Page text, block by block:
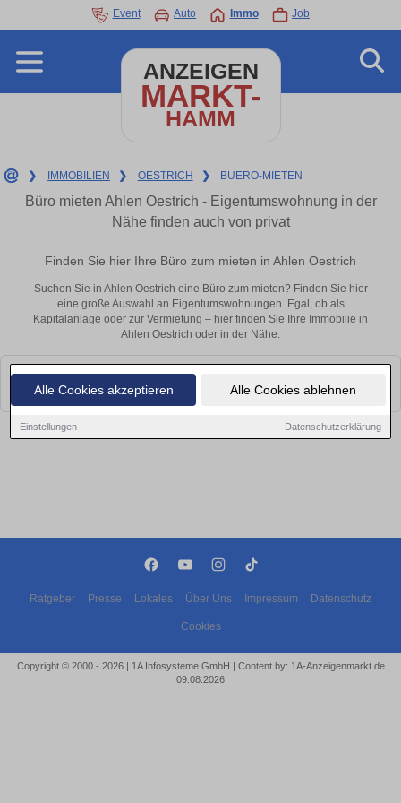
Alle Cookies akzeptieren Alle Cookies ablehnen
Einstellungen Datenschutzerklärung
Event Auto Immo Job
ANZEIGEN
MARKT-
HAMM
❯ IMMOBILIEN ❯ OESTRICH ❯ BUERO-MIETEN
Büro mieten Ahlen Oestrich - Eigentumswohnung in der
Nähe finden auch von privat
Finden Sie hier Ihre Büro zum mieten in Ahlen Oestrich
Suchen Sie in Ahlen Oestrich eine Büro zum mieten? Finden Sie hier
eine große Auswahl an Eigentumswohnungen. Egal, ob als
Kapitalanlage oder zur Vermietung – hier finden Sie Ihre Immobilie in
Ahlen Oestrich oder in der Nähe.
Leider konnten wir derzeit keine passenden Objekte finden. Schauen Sie
bald wieder vorbei!
Ratgeber Presse Lokales Über Uns Impressum Datenschutz
Cookies
Copyright © 2000 - 2026 | 1A Infosysteme GmbH | Content by: 1A-Anzeigenmarkt.de
09.08.2026